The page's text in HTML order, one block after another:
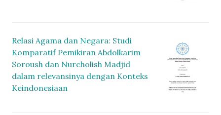
Relasi Agama dan Negara: Studi
Komparatif Pemikiran Abdolkarim
Soroush dan Nurcholish Madjid
dalam relevansinya dengan Konteks
Keindonesiaan